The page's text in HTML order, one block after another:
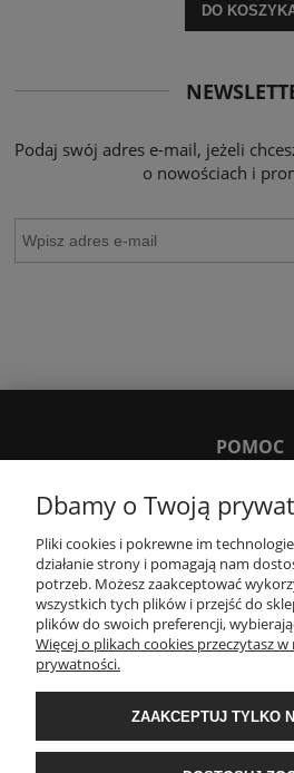
DO
Podaj swój adres e-mail, jeżeli
o nowościach i
POMOC
MOJE
PŁATNOŚCI I
KONTAKT
Wyposażenie łazienek Łazienki.eco | Pawła
sklep@lazienki.eco | Tel.: 600 012 164 lub
Stoń | NIP: 6312213594 |
Dbamy o Twoją
Pliki cookies i pokrewne im
działanie strony i pomagają nam
potrzeb. Możesz zaakceptować
wszystkich tych plików i przejść do
plików do swoich preferencji,
Więcej o plikach cookies przeczytasz w
prywatności.
ZAAKCEPTUJ TYLKO